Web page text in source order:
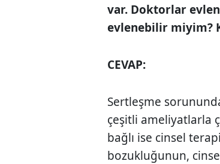
var. Doktorlar
evlenebilir miyim?
CEVAP:
Sertleşme
çeşitli ameliyatlarla
bağlı ise cinsel
bozukluğunun,